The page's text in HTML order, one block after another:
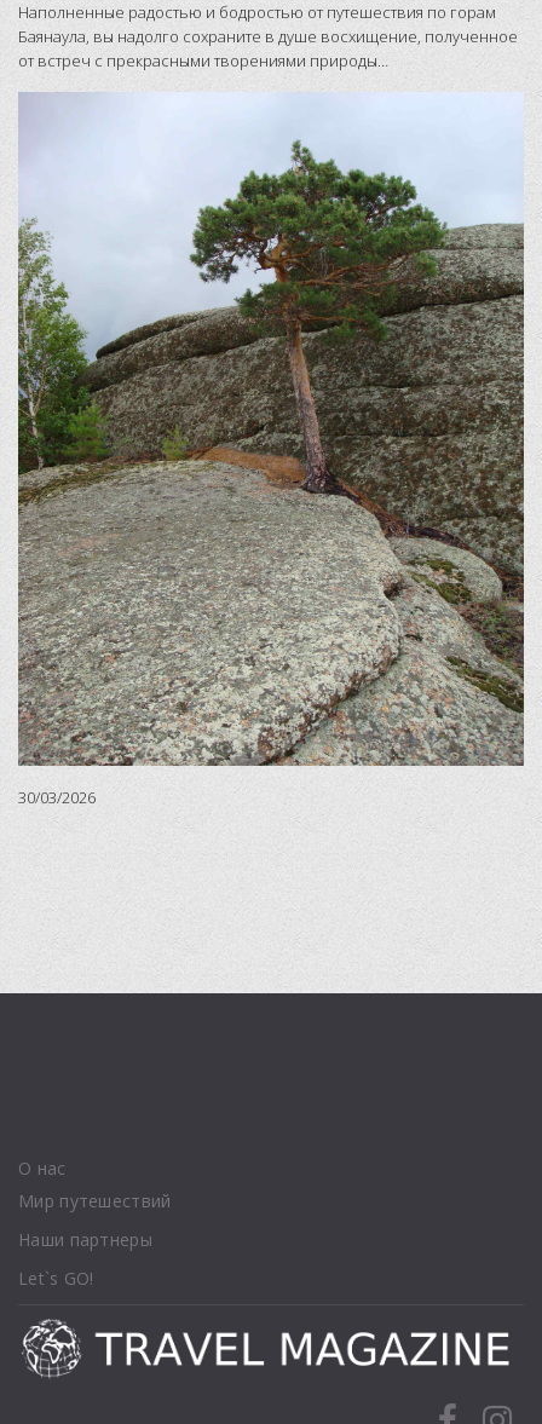
Наполненные радостью и бодростью от путешествия по горам
Баянаула, вы надолго сохраните в душе восхищение, полученное
от встреч с прекрасными творениями природы…
30/03/2026
О нас
Мир путешествий
Наши партнеры
Let`s GO!